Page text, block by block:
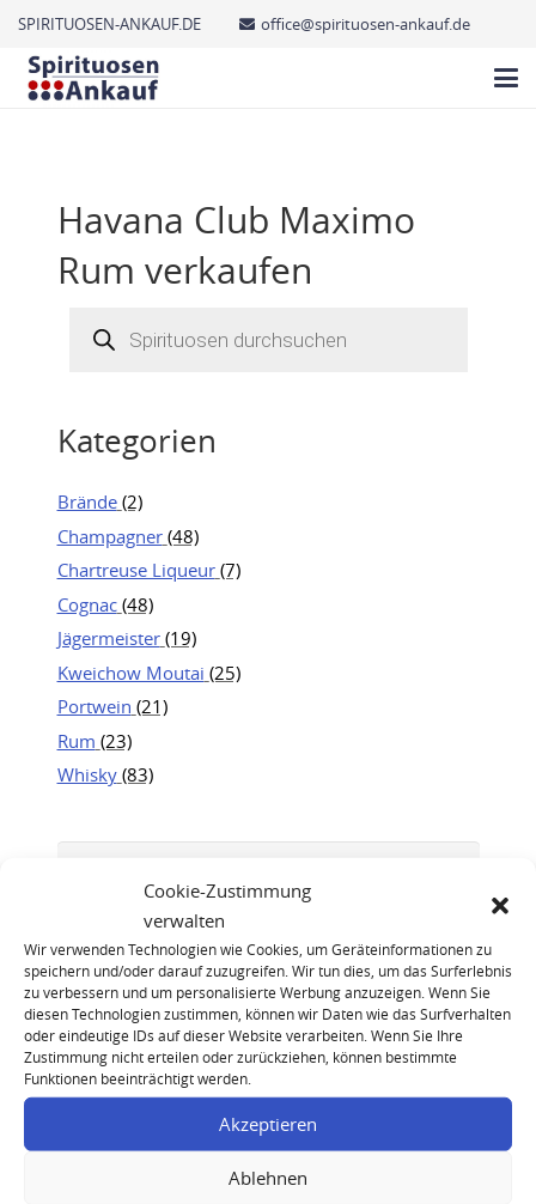
Cookie-Zustimmung
verwalten
Wir verwenden Technologien wie Cookies, um Geräteinformationen zu
speichern und/oder darauf zuzugreifen. Wir tun dies, um das Surferlebnis
zu verbessern und um personalisierte Werbung anzuzeigen. Wenn Sie
diesen Technologien zustimmen, können wir Daten wie das Surfverhalten
oder eindeutige IDs auf dieser Website verarbeiten. Wenn Sie Ihre
Zustimmung nicht erteilen oder zurückziehen, können bestimmte
Funktionen beeinträchtigt werden.
Akzeptieren
Ablehnen
SPIRITUOSEN-ANKAUF.DE office@spirituosen-ankauf.de
Havana Club Maximo
Rum verkaufen
search
Kategorien
Brände (2)
Champagner (48)
Chartreuse Liqueur (7)
Cognac (48)
Jägermeister (19)
Kweichow Moutai (25)
Portwein (21)
Rum (23)
Whisky (83)